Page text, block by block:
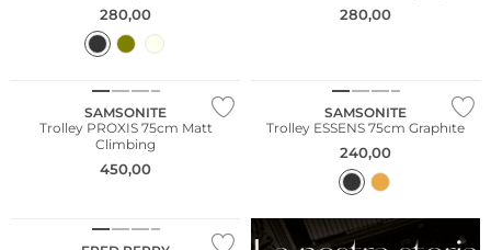
280,00 280,00
SAMSONITE
Trolley PROXIS 75cm Matt
Climbing
450,00
SAMSONITE
Trolley ESSENS 75cm Graphite
240,00